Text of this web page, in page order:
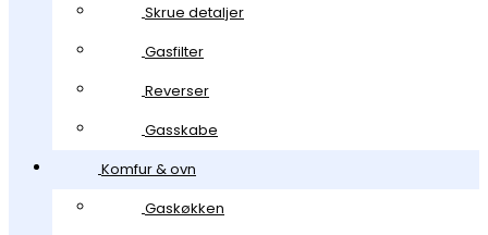
Skrue detaljer
Gasfilter
Reverser
Gasskabe
Komfur & ovn
Gaskøkken